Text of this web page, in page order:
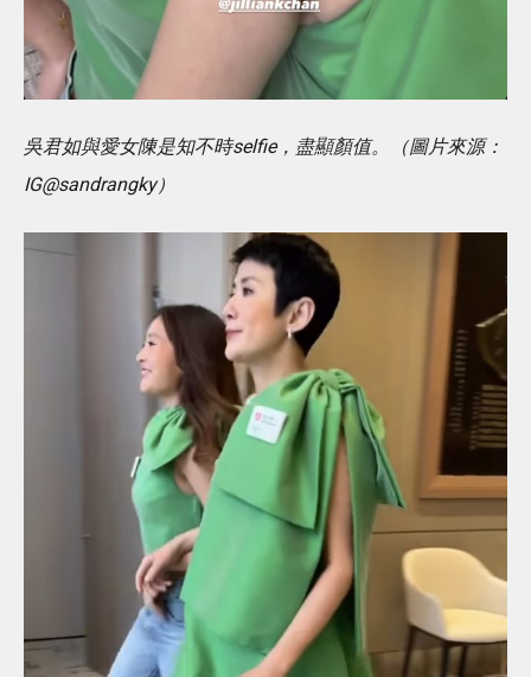
吳君如與愛女陳是知不時selfie，盡顯顏值。（圖片來源：
IG@sandrangky）